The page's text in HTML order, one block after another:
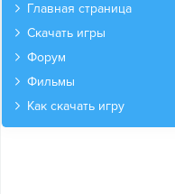
Главная страница
Скачать игры
Форум
Фильмы
Как скачать игру